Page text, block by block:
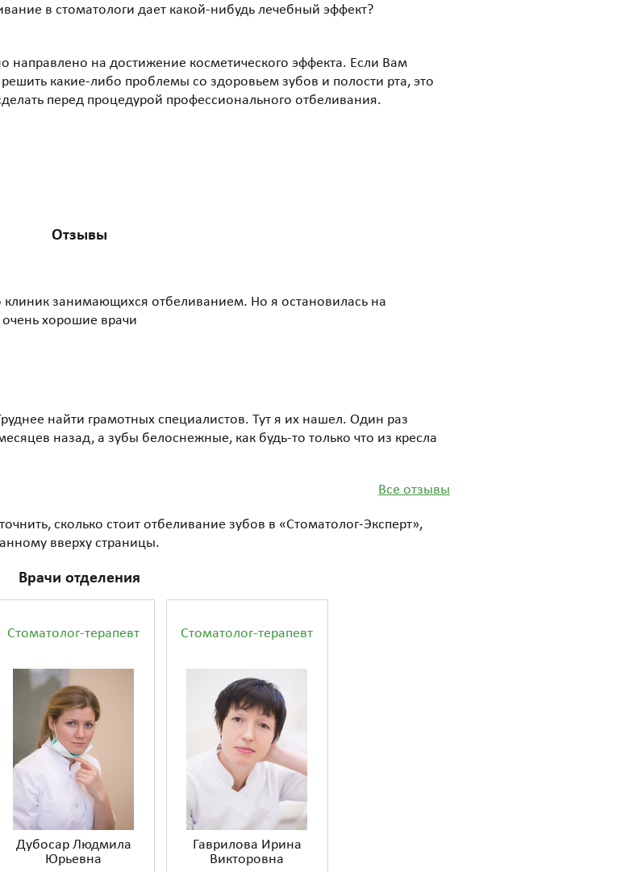
в стоматологи дает какой-нибудь лечебный эффект?
направлено на достижение косметического эффекта. Если Вам
какие-либо проблемы со здоровьем зубов и полости рта, это
перед процедурой профессионального отбеливания.
Отзывы
занимающихся отбеливанием. Но я остановилась на
очень хорошие врачи
найти грамотных специалистов. Тут я их нашел. Один раз
назад, а зубы белоснежные, как будь-то только что из кресла
Все отзывы
сколько стоит отбеливание зубов в «Стоматолог-Эксперт»,
вверху страницы.
Врачи отделения
Стоматолог-терапевт
Дубосар Людмила
Юрьевна
Стоматолог-терапевт
Гаврилова Ирина
Викторовна